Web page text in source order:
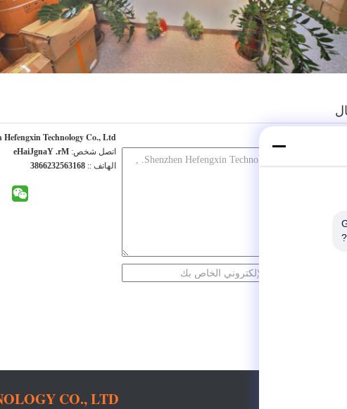
Hefengxin Technology Co., Ltd.
اتصل شخص: Mr. YangJiaHe
الهاتف :: 8613652326683
CO., LTD.